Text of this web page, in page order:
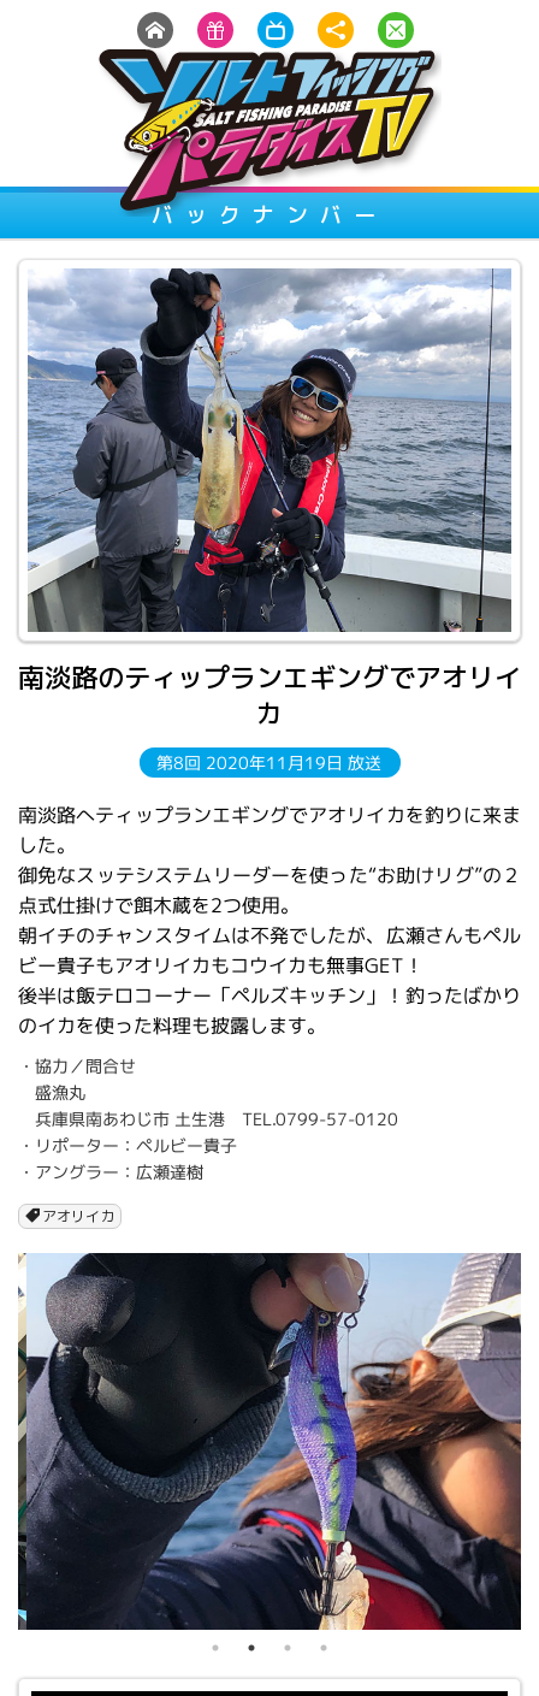
バックナンバー
南淡路のティップランエギングでアオリイ
カ
第8回 2020年11月19日 放送
南淡路へティップランエギングでアオリイカを釣りに来ま
した。
御免なスッテシステムリーダーを使った“お助けリグ”の２
点式仕掛けで餌木蔵を2つ使用。
朝イチのチャンスタイムは不発でしたが、広瀬さんもペル
ビー貴子もアオリイカもコウイカも無事GET！
後半は飯テロコーナー「ペルズキッチン」！釣ったばかり
のイカを使った料理も披露します。
・協力／問合せ
盛漁丸
兵庫県南あわじ市 土生港 TEL.0799-57-0120
・リポーター：ペルビー貴子
・アングラー：広瀬達樹
アオリイカ